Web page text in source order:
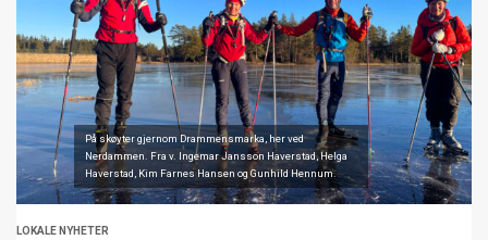
På skøyter gjernom Drammensmarka, her ved
Nerdammen. Fra v. Ingemar Jansson Haverstad, Helga
Haverstad, Kim Farnes Hansen og Gunhild Hennum.
LOKALE NYHETER